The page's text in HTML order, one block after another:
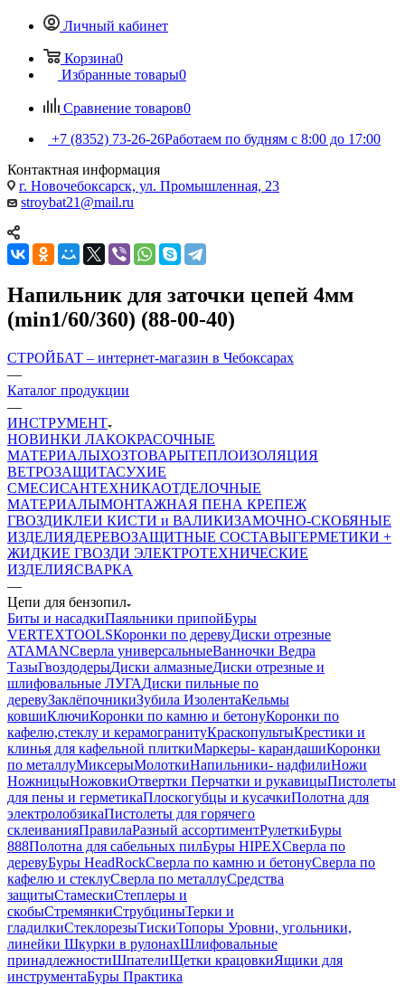
Личный кабинет
Корзина0
Избранные товары0
Сравнение товаров0
+7 (8352) 73-26-26Работаем по будням с 8:00 до 17:00
Контактная информация
г. Новочебоксарск, ул. Промышленная, 23
stroybat21@mail.ru
Напильник для заточки цепей 4мм
(min1/60/360) (88-00-40)
СТРОЙБАТ – интернет-магазин в Чебоксарах
—
Каталог продукции
—
ИНСТРУМЕНТ
НОВИНКИ ЛАКОКРАСОЧНЫЕ
МАТЕРИАЛЫХОЗТОВАРЫТЕПЛОИЗОЛЯЦИЯ
ВЕТРОЗАЩИТАСУХИЕ
СМЕСИСАНТЕХНИКАОТДЕЛОЧНЫЕ
МАТЕРИАЛЫМОНТАЖНАЯ ПЕНА КРЕПЕЖ
ГВОЗДИКЛЕИ КИСТИ и ВАЛИКИЗАМОЧНО-СКОБЯНЫЕ
ИЗДЕЛИЯДЕРЕВОЗАЩИТНЫЕ СОСТАВЫГЕРМЕТИКИ +
ЖИДКИЕ ГВОЗДИ ЭЛЕКТРОТЕХНИЧЕСКИЕ
ИЗДЕЛИЯСВАРКА
—
Цепи для бензопил
Биты и насадкиПаяльники припойБуры
VERTEXTOOLSКоронки по деревуДиски отрезные
ATAMANСверла универсальныеВанночки Ведра
ТазыГвоздодерыДиски алмазныеДиски отрезные и
шлифовальные ЛУГАДиски пильные по
деревуЗаклёпочникиЗубила ИзолентаКельмы
ковшиКлючиКоронки по камню и бетонуКоронки по
кафелю,стеклу и керамогранитуКраскопультыКрестики и
клинья для кафельной плиткиМаркеры- карандашиКоронки
по металлуМиксерыМолоткиНапильники- надфилиНожи
НожницыНожовкиОтвертки Перчатки и рукавицыПистолеты
для пены и герметикаПлоскогубцы и кусачкиПолотна для
электролобзикаПистолеты для горячего
склеиванияПравилаРазный ассортиментРулеткиБуры
888Полотна для сабельных пилБуры HIPEXСверла по
деревуБуры HeadRockСверла по камню и бетонуСверла по
кафелю и стеклуСверла по металлуСредства
защитыСтамескиСтеплеры и
скобыСтремянкиСтрубциныТерки и
гладилкиСтеклорезыТискиТопоры Уровни, угольники,
линейки Шкурки в рулонахШлифовальные
принадлежностиШпателиЩетки крацовкиЯщики для
инструментаБуры Практика